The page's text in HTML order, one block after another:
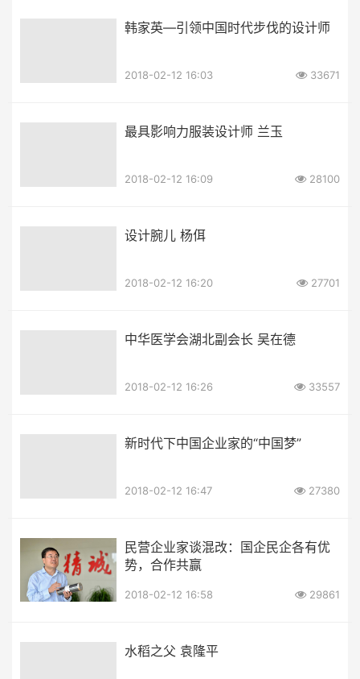
韩家英—引领中国时代步伐的设计师
2018-02-12 16:03 33671
最具影响力服装设计师 兰玉
2018-02-12 16:09 28100
设计腕儿 杨佴
2018-02-12 16:20 27701
中华医学会湖北副会长 吴在德
2018-02-12 16:26 33557
新时代下中国企业家的“中国梦”
2018-02-12 16:47 27380
民营企业家谈混改：国企民企各有优
势，合作共赢
2018-02-12 16:58 29861
水稻之父 袁隆平